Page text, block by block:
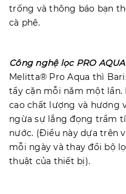
trống và thông báo bạn
cà phê.
Công nghệ lọc PRO AQUA
Melitta® Pro Aqua thì
tẩy cặn mỗi năm một
cao chất lượng và hương
ngừa sự lắng đọng trầm
nước. (Điều này dựa trên
mỗi ngày và thay đổi bộ
thuật của thiết bị).